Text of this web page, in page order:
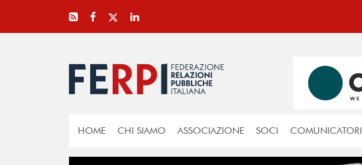
HOME CHI SIAMO ASSOCIAZIONE SOCI COMUNICATORI